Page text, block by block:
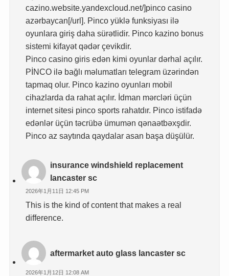
cazino.website.yandexcloud.net/]pinco casino
azərbaycan[/url]. Pinco yüklə funksiyası ilə
oyunlara giriş daha sürətlidir. Pinco kazino bonus
sistemi kifayət qədər çevikdir.
Pinco casino giris edən kimi oyunlar dərhal açılır.
PİNCO ilə bağlı məlumatları telegram üzərindən
tapmaq olur. Pinco kazino oyunları mobil
cihazlarda da rahat açılır. İdman mərcləri üçün
internet sitesi pinco sports rahatdır. Pinco istifadə
edənlər üçün təcrübə ümumən qənaətbəxşdir.
Pinco az saytında qaydalar asan başa düşülür.
insurance windshield replacement
lancaster sc
2026年1月11日 12:45 PM
This is the kind of content that makes a real
difference.
aftermarket auto glass lancaster sc
2026年1月12日 12:08 AM